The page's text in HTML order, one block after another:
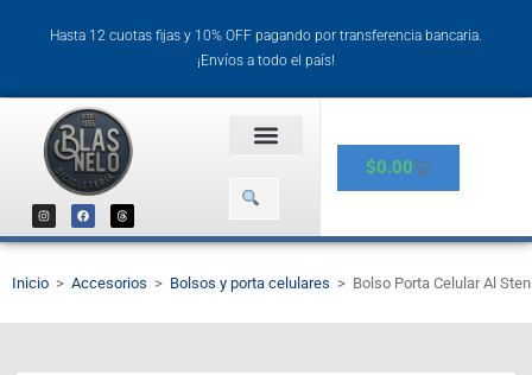
Hasta 12 cuotas fijas y 10% OFF pagando por transferencia bancaria.
¡Envíos a todo el país!
$0.00
Inicio > Accesorios > Bolsos y porta celulares > Bolso Porta Celular Al